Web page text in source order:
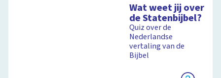
Wat weet jij over
de Statenbijbel?
Quiz over de
Nederlandse
vertaling van de
Bijbel